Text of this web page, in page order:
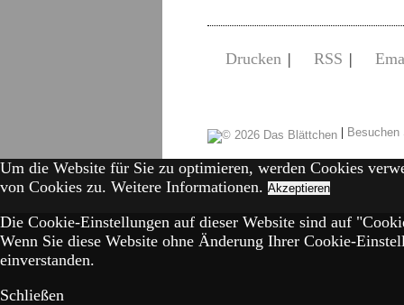
Drucken | RSS |
|
Um die Website für Sie zu optimieren, werden Cookies
von Cookies zu. Weitere Informationen. Akzeptieren
Die Cookie-Einstellungen auf dieser Website sind auf
Wenn Sie diese Website ohne Änderung Ihrer Cookie-
einverstanden.
Schließen